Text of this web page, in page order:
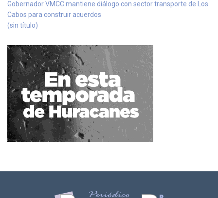
Gobernador VMCC mantiene diálogo con sector transporte de Los
Cabos para construir acuerdos
(sin título)